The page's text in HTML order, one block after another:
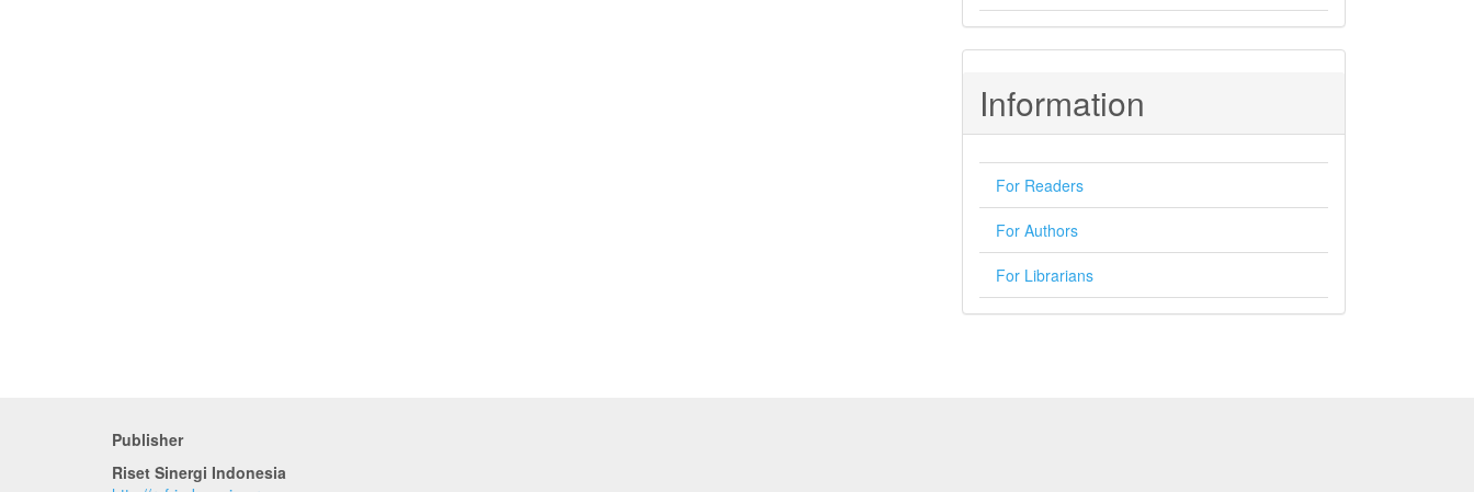
Information
For Readers
For Authors
For Librarians
Publisher
Riset Sinergi Indonesia